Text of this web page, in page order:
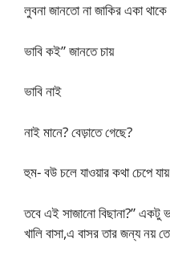
লুবনা জানতো না জাকির একা
ভাবি কই” জানতে চায়
ভাবি নাই
নাই মানে? বেড়াতে গেছে?
হুম- বউ চলে যাওয়ার কথা চেপে
তবে এই সাজানো বিছানা?” একটু
খালি বাসা,এ বাসর তার জন্য নয়